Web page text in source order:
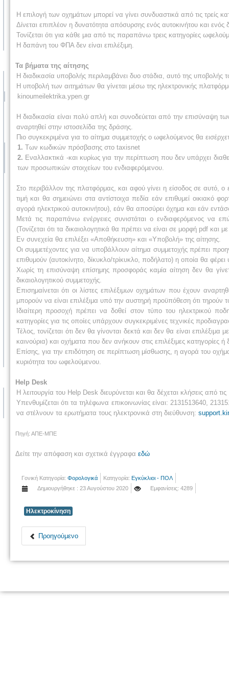
Η επιλογή των οχημάτων μπορεί να γίνει συνδυαστικά από τις τρείς
Δίνεται επιπλέον η δυνατότητα απόσυρσης ενός αυτοκινήτου και
Τονίζεται ότι για κάθε μια από τις παραπάνω τρεις κατηγορίες
Η δαπάνη του ΦΠΑ δεν είναι επιλέξιμη.
Τα βήματα της αίτησης
Η διαδικασία υποβολής περιλαμβάνει δυο στάδια, αυτό της υποβολής
Η υποβολή των αιτημάτων θα γίνεται μέσω της ηλεκτρονικής
kinoumeilektrika.ypen.gr
Η διαδικασία είναι πολύ απλή και συνοδεύεται από την επισύναψη
αναρτηθεί στην ιστοσελίδα της δράσης.
Πιο συγκεκριμένα για το αίτημα συμμετοχής ο ωφελούμενος θα
1. Των κωδικών πρόσβασης στο taxisnet
2. Εναλλακτικά -και κυρίως για την περίπτωση που δεν υπάρχει
των προσωπικών στοιχείων του ενδιαφερόμενου.
Στο περιβάλλον της πλατφόρμας, και αφού γίνει η είσοδος σε αυτό,
τιμή και θα σημειώνει στα αντίστοιχα πεδία εάν επιθυμεί οικιακό
αγορά ηλεκτρικού αυτοκινήτου), εάν θα αποσύρει όχημα και εάν
Μετά τις παραπάνω ενέργειες συνιστάται ο ενδιαφερόμενος να
(Τονίζεται ότι τα δικαιολογητικά θα πρέπει να είναι σε μορφή pdf και
Εν συνεχεία θα επιλέξει «Αποθήκευση» και «Υποβολή» της αίτησης.
Οι συμμετέχοντες για να υποβάλλουν αίτημα συμμετοχής πρέπει
επιθυμούν (αυτοκίνητο, δίκυκλο/τρίκυκλο, ποδήλατο) η οποία θα
Χωρίς τη επισύναψη επίσημης προσφοράς καμία αίτηση δεν θα
δικαιολογητικού συμμετοχής.
Επισημαίνεται ότι οι λίστες επιλέξιμων οχημάτων που έχουν
μπορούν να είναι επιλέξιμα υπό την αυστηρή προϋπόθεση ότι
Ιδιαίτερη προσοχή πρέπει να δοθεί στον τύπο του ηλεκτρικού
κατηγορίες για τις οποίες υπάρχουν συγκεκριμένες τεχνικές
Τέλος, τονίζεται ότι δεν θα γίνονται δεκτά και δεν θα είναι
καινούρια) και οχήματα που δεν ανήκουν στις επιλέξιμες
Επίσης, για την επιδότηση σε περίπτωση μίσθωσης, η αγορά του
κυριότητα του ωφελούμενου.
Help Desk
Η λειτουργία του Help Desk διευρύνεται και θα δέχεται κλήσεις από
Υπενθυμίζεται ότι τα τηλέφωνα επικοινωνίας είναι: ‪2131513640,
να στέλνουν τα ερωτήματα τους ηλεκτρονικά στη διεύθυνση:
Πηγή: ΑΠΕ-ΜΠΕ
Δείτε την απόφαση και σχετικά έγγραφα εδώ
Γονική Κατηγορία: Φορολογικά Κατηγορία: Εγκύκλιοι - ΠΟΛ
Δημιουργήθηκε : 23 Αυγούστου 2020
Εμφανίσεις: 4289
Ηλεκτροκίνηση
Προηγούμενο